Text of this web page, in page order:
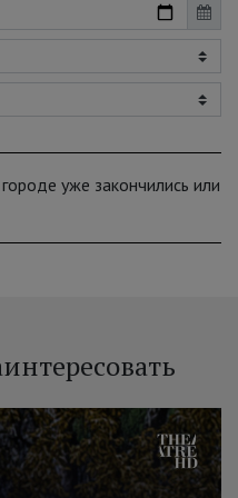
уже закончились или